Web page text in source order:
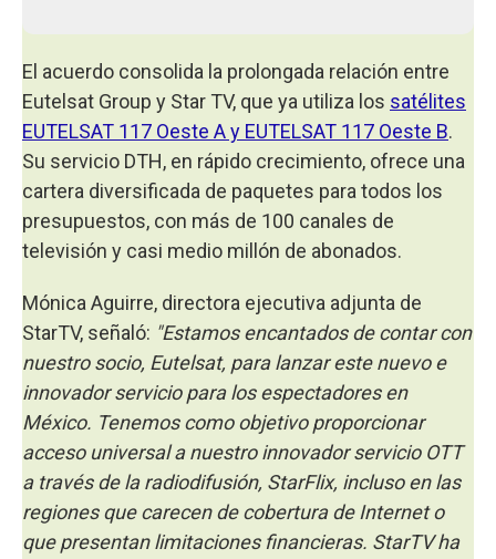
El acuerdo consolida la prolongada relación entre
Eutelsat Group y Star TV, que ya utiliza los satélites
EUTELSAT 117 Oeste A y EUTELSAT 117 Oeste B.
Su servicio DTH, en rápido crecimiento, ofrece una
cartera diversificada de paquetes para todos los
presupuestos, con más de 100 canales de
televisión y casi medio millón de abonados.
Mónica Aguirre, directora ejecutiva adjunta de
StarTV, señaló: "Estamos encantados de contar con
nuestro socio, Eutelsat, para lanzar este nuevo e
innovador servicio para los espectadores en
México. Tenemos como objetivo proporcionar
acceso universal a nuestro innovador servicio OTT
a través de la radiodifusión, StarFlix, incluso en las
regiones que carecen de cobertura de Internet o
que presentan limitaciones financieras. StarTV ha